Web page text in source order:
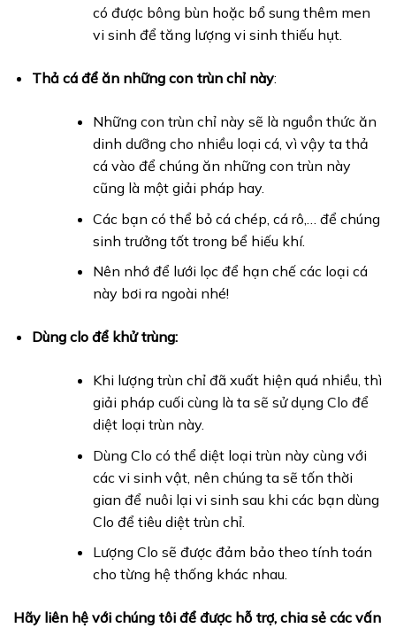
có được bông bùn hoặc bổ sung thêm men
vi sinh để tăng lượng vi sinh thiếu hụt.
Thả cá để ăn những con trùn chỉ này:
Những con trùn chỉ này sẽ là nguồn thức ăn
dinh dưỡng cho nhiều loại cá, vì vậy ta thả
cá vào để chúng ăn những con trùn này
cũng là một giải pháp hay.
Các bạn có thể bỏ cá chép, cá rô,… để chúng
sinh trưởng tốt trong bể hiếu khí.
Nên nhớ để lưới lọc để hạn chế các loại cá
này bơi ra ngoài nhé!
Dùng clo để khử trùng:
Khi lượng trùn chỉ đã xuất hiện quá nhiều, thì
giải pháp cuối cùng là ta sẽ sử dụng Clo để
diệt loại trùn này.
Dùng Clo có thể diệt loại trùn này cùng với
các vi sinh vật, nên chúng ta sẽ tốn thời
gian để nuôi lại vi sinh sau khi các bạn dùng
Clo để tiêu diệt trùn chỉ.
Lượng Clo sẽ được đảm bảo theo tính toán
cho từng hệ thống khác nhau.
Hãy liên hệ với chúng tôi để được hỗ trợ, chia sẻ các vấn